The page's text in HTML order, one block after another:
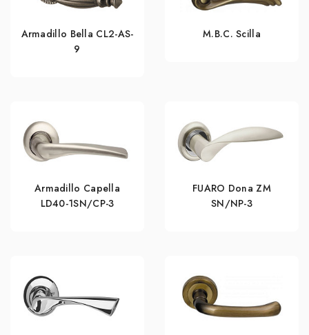
Armadillo Bella CL2-AS-
9
M.B.C. Scilla
Armadillo Capella
LD40-1SN/CP-3
FUARO Dona ZM
SN/NP-3